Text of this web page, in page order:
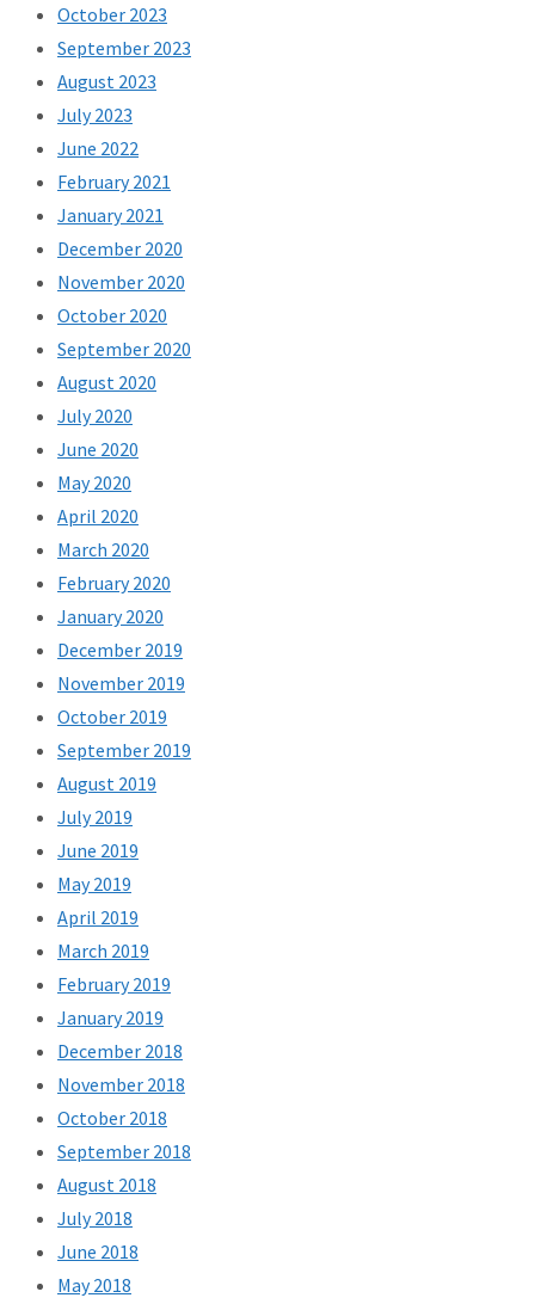
October 2023
September 2023
August 2023
July 2023
June 2022
February 2021
January 2021
December 2020
November 2020
October 2020
September 2020
August 2020
July 2020
June 2020
May 2020
April 2020
March 2020
February 2020
January 2020
December 2019
November 2019
October 2019
September 2019
August 2019
July 2019
June 2019
May 2019
April 2019
March 2019
February 2019
January 2019
December 2018
November 2018
October 2018
September 2018
August 2018
July 2018
June 2018
May 2018